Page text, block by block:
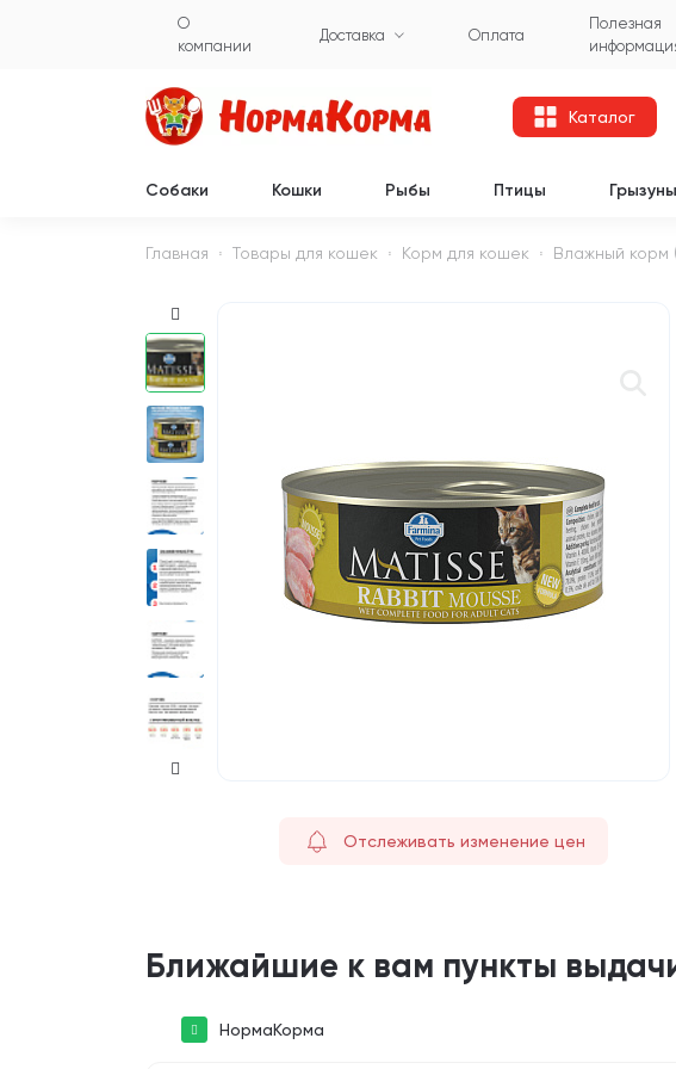
О
компании
Доставка Оплата
Полезная
Каталог
Собаки Кошки Рыбы Птицы Грызуны
Главная Товары для кошек Корм для кошек Влажный корм
Отслеживать изменение цен
Ближайшие к вам пункты
НормаКорма